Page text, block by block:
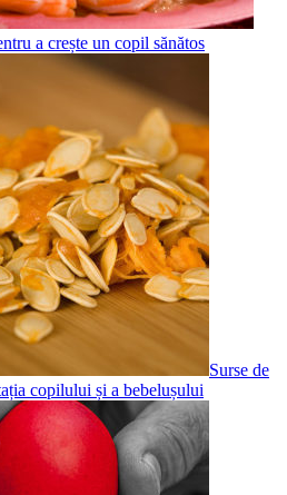
a crește un copil sănătos
Surse de
copilului și a bebelușului